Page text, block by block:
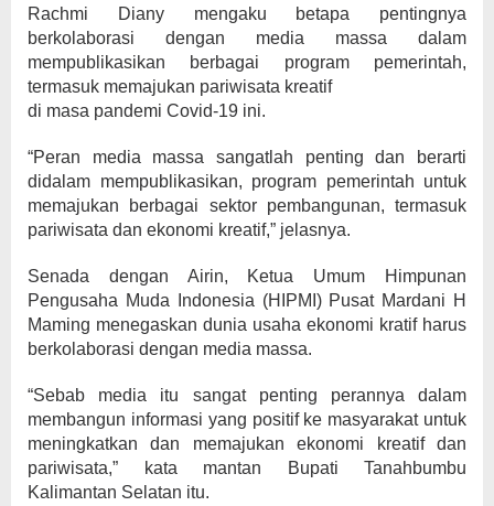
Rachmi Diany mengaku betapa pentingnya
berkolaborasi dengan media massa dalam
mempublikasikan berbagai program pemerintah,
termasuk memajukan pariwisata kreatif
di masa pandemi Covid-19 ini.
“Peran media massa sangatlah penting dan berarti
didalam mempublikasikan, program pemerintah untuk
memajukan berbagai sektor pembangunan, termasuk
pariwisata dan ekonomi kreatif,” jelasnya.
Senada dengan Airin, Ketua Umum Himpunan
Pengusaha Muda Indonesia (HIPMI) Pusat Mardani H
Maming menegaskan dunia usaha ekonomi kratif harus
berkolaborasi dengan media massa.
“Sebab media itu sangat penting perannya dalam
membangun informasi yang positif ke masyarakat untuk
meningkatkan dan memajukan ekonomi kreatif dan
pariwisata,” kata mantan Bupati Tanahbumbu
Kalimantan Selatan itu.